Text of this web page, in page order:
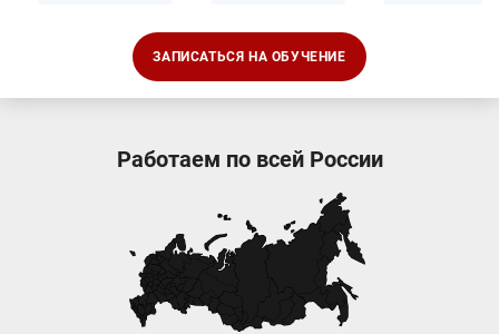
ЗАПИСАТЬСЯ НА ОБУЧЕНИЕ
Работаем по всей России